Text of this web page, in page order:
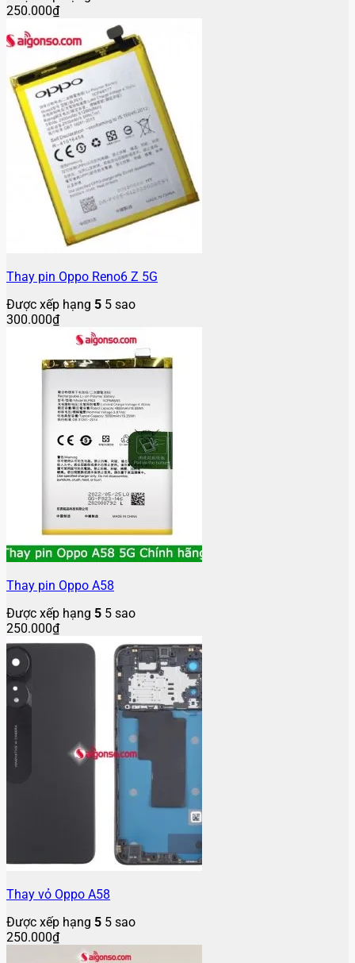
250.000₫
Thay pin Oppo Reno6 Z 5G
Được xếp hạng 5 5 sao
300.000₫
Thay pin Oppo A58
Được xếp hạng 5 5 sao
250.000₫
Thay vỏ Oppo A58
Được xếp hạng 5 5 sao
250.000₫